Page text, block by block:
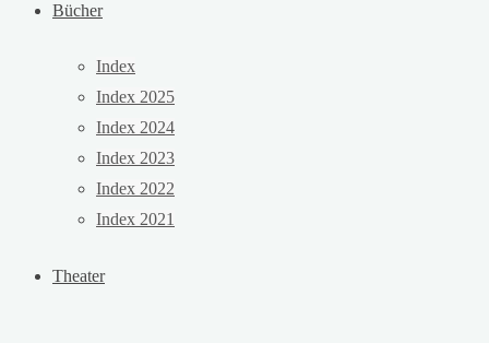
Bücher
Index
Index 2025
Index 2024
Index 2023
Index 2022
Index 2021
Theater